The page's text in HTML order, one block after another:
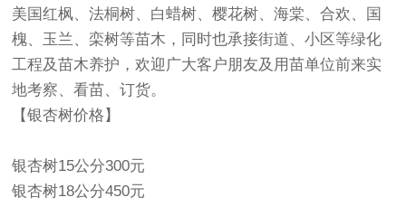
美国红枫、法桐树、白蜡树、樱花树、海棠、合欢、国
槐、玉兰、栾树等苗木，同时也承接街道、小区等绿化
工程及苗木养护，欢迎广大客户朋友及用苗单位前来实
地考察、看苗、订货。
【银杏树价格】
银杏树15公分300元
银杏树18公分450元